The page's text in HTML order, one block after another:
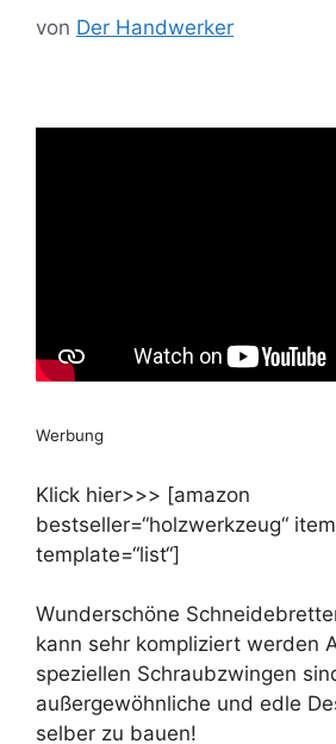
von Der Handwerker
Werbung
Klick hier>>> [amazon
bestseller=“holzwerkzeug“
template=“list“]
Wunderschöne
kann sehr kompliziert werden
speziellen Schraubzwingen
außergewöhnliche und edle
selber zu bauen!